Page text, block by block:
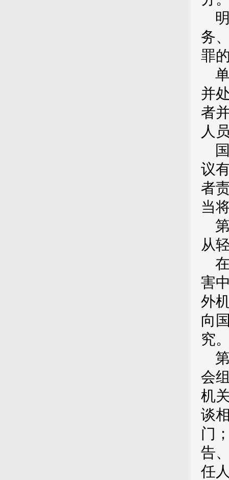
务
罪
并
者
人
议
者
当
从
害
外
向
究
会
机
谈
门
告
任